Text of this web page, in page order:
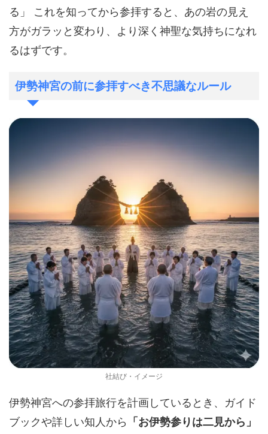
る」 これを知ってから参拝すると、あの岩の見え
方がガラッと変わり、より深く神聖な気持ちになれ
るはずです。
伊勢神宮の前に参拝すべき不思議なルール
社結び・イメージ
伊勢神宮への参拝旅行を計画しているとき、ガイド
ブックや詳しい知人から
「お伊勢参りは二見から」